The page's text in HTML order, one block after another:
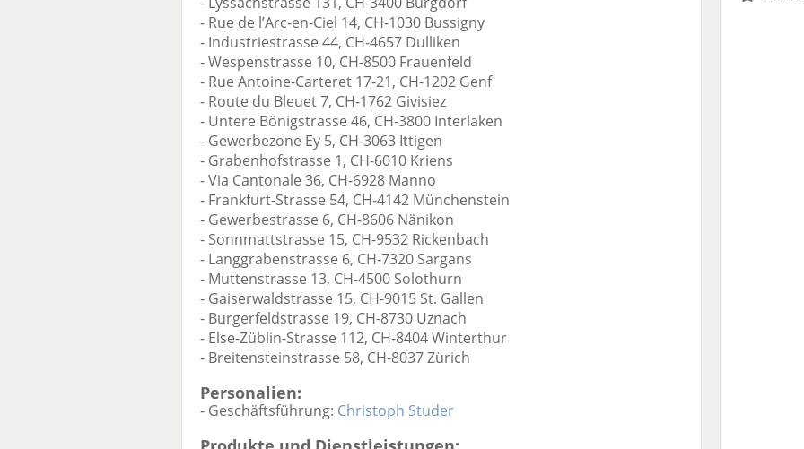
- Rue de l’Arc-en-Ciel 14, CH-1030 Bussigny
- Industriestrasse 44, CH-4657 Dulliken
- Wespenstrasse 10, CH-8500 Frauenfeld
- Rue Antoine-Carteret 17-21, CH-1202 Genf
- Route du Bleuet 7, CH-1762 Givisiez
- Untere Bönigstrasse 46, CH-3800 Interlaken
- Gewerbezone Ey 5, CH-3063 Ittigen
- Grabenhofstrasse 1, CH-6010 Kriens
- Via Cantonale 36, CH-6928 Manno
- Frankfurt-Strasse 54, CH-4142 Münchenstein
- Gewerbestrasse 6, CH-8606 Nänikon
- Sonnmattstrasse 15, CH-9532 Rickenbach
- Langgrabenstrasse 6, CH-7320 Sargans
- Muttenstrasse 13, CH-4500 Solothurn
- Gaiserwaldstrasse 15, CH-9015 St. Gallen
- Burgerfeldstrasse 19, CH-8730 Uznach
- Else-Züblin-Strasse 112, CH-8404 Winterthur
- Breitensteinstrasse 58, CH-8037 Zürich
Personalien:
- Geschäftsführung: Christoph Studer